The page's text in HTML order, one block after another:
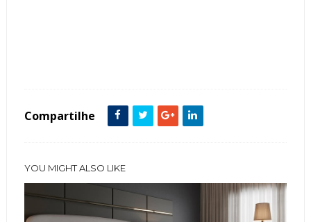
Compartilhe
YOU MIGHT ALSO LIKE